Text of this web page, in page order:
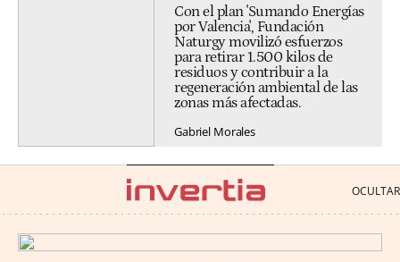
Con el plan 'Sumando Energías
por Valencia', Fundación
Naturgy movilizó esfuerzos
para retirar 1.500 kilos de
residuos y contribuir a la
regeneración ambiental de las
zonas más afectadas.
Gabriel Morales